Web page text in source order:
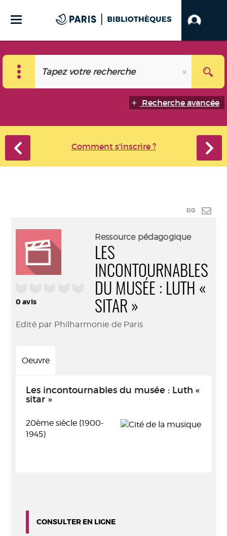
Recherche avancée
Comment s'inscrire ?
Lien
0avis
Ressource pédagogique
LES
INCONTOURNABLES
DU MUSÉE : LUTH «
SITAR »
Edité par Philharmonie de Paris
Oeuvre
Les incontournables du musée : Luth «
sitar »
20ème siècle (1900-
1945)
CONSULTER EN LIGNE